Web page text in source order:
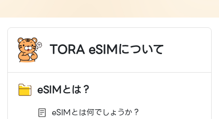
TORA eSIMについて
eSIMとは？
eSIMとは何でしょうか？